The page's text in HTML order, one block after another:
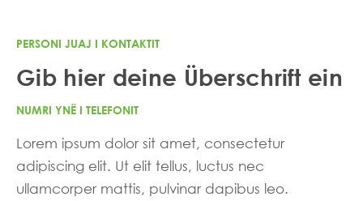
PERSONI JUAJ I KONTAKTIT
Gib hier deine Überschrift ein
NUMRI YNË I TELEFONIT
Lorem ipsum dolor sit amet, consectetur
adipiscing elit. Ut elit tellus, luctus nec
ullamcorper mattis, pulvinar dapibus leo.